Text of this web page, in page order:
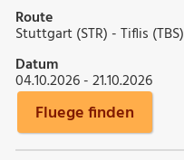
Route
Stuttgart (STR) - Tiflis (TBS)
Datum
04.10.2026 - 21.10.2026
Fluege finden